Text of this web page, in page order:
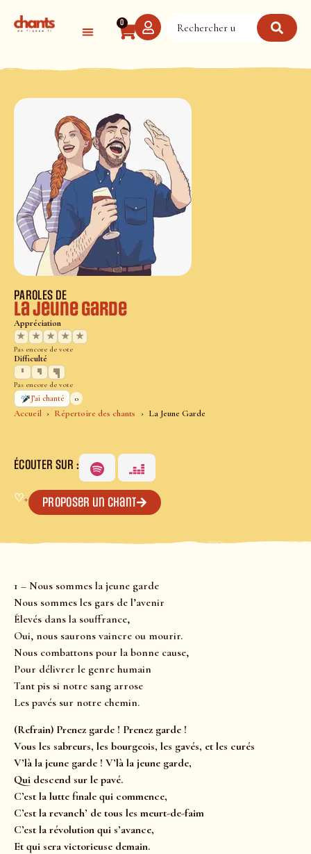
0
Accueil Répertoire des chants La Jeune Garde
PAROLES DE
La Jeune Garde
Appréciation
★
★ ★ ★ ★
Pas encore de vote
Difficulté
Pas encore de vote
J’ai chanté
0
ÉCOUTER SUR :
♡+ Proposer un chant
1 – Nous sommes la jeune garde
Nous sommes les gars de l’avenir
Élevés dans la souffrance,
Oui, nous saurons vaincre ou mourir.
Nous combattons pour la bonne cause,
Pour délivrer le genre humain
Tant pis si notre sang arrose
Les pavés sur notre chemin.
(Refrain) Prenez garde ! Prenez garde !
Vous les sabreurs, les bourgeois, les gavés, et les curés
V’là la jeune garde ! V’là la jeune garde,
Qui descend sur le pavé.
C’est la lutte finale qui commence,
C’est la revanch’ de tous les meurt-de-faim
C’est la révolution qui s’avance,
Et qui sera victorieuse demain.